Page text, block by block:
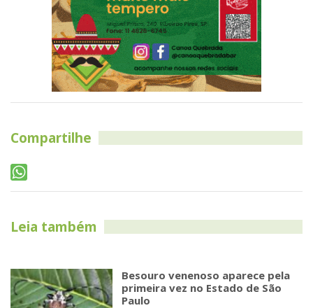
Compartilhe
Leia também
Besouro venenoso aparece pela
primeira vez no Estado de São
Paulo